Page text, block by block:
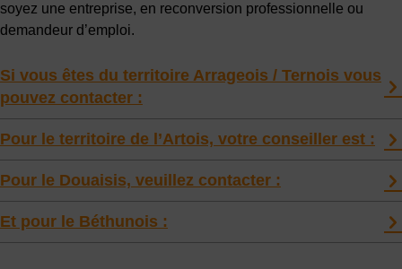
soyez une entreprise, en reconversion professionnelle ou
demandeur d’emploi.
Si vous êtes du territoire Arrageois / Ternois vous
pouvez contacter :
Pour le territoire de l’Artois, votre conseiller est :
Pour le Douaisis, veuillez contacter :
Et pour le Béthunois :